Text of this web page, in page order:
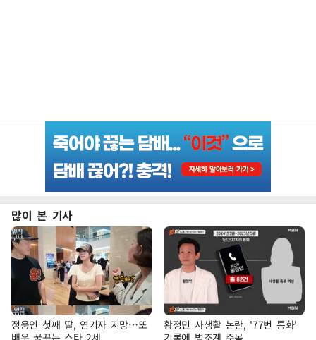
많이 본 기사
정웅인 첫째 딸, 연기자 지망…또
배우 꿈꾸는 스타 2세
황정민 사생활 논란, '77번 통화'
기록에 법조계 주목